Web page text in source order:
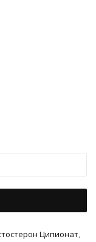
Ципионат,